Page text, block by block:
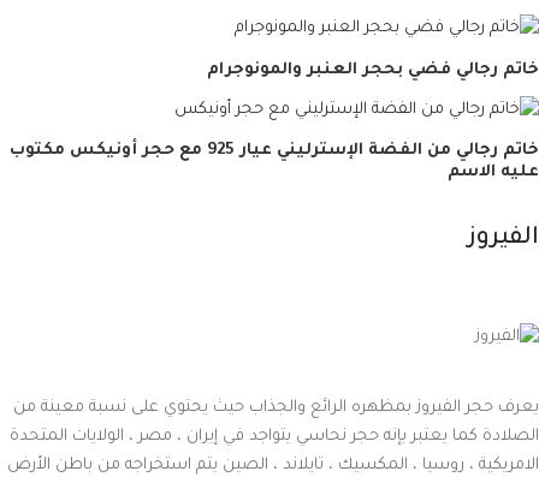
خاتم رجالي فضي بحجر العنبر والمونوجرام
خاتم رجالي من الفضة الإسترليني عيار 925 مع حجر أونيكس مكتوب
عليه الاسم
الفيروز
يعرف حجر الفيروز بمظهره الرائع والجذاب حيث يحتوي على نسبة معينة من
الصلادة كما يعتبر بإنه حجر نحاسي يتواجد في إيران ، مصر ، الولايات المتحدة
الامريكية ، روسيا ، المكسيك ، تايلاند ، الصين يتم استخراجه من باطن الأرض